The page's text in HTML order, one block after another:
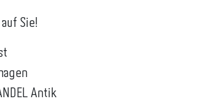
Sie!
Antik